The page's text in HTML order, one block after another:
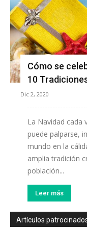
Cómo se
10
Dic 2, 2020
La Navidad cada
puede palparse,
mundo en la
amplia tradición
población...
Leer más
Artículos